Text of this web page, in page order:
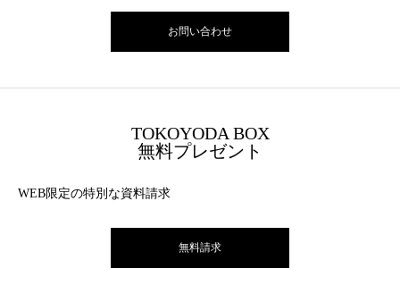
お問い合わせ
TOKOYODA BOX
無料プレゼント
WEB限定の特別な資料請求
無料請求